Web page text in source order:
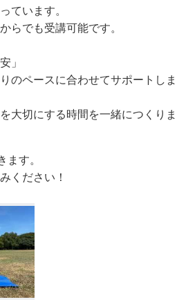
ています。
らでも受講可能です。
」
のペースに合わせてサポートしま
大切にする時間を一緒につくりま
ます。
ください！